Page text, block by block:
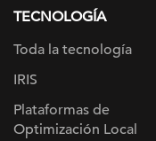
TECNOLOGÍA
Toda la tecnología
IRIS
Plataformas de
Optimización Local